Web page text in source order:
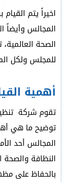
اخيراً يتم
المجالس وأيضاً
الصحة
للمجلس ولكل
أهمية
تقوم شركة
توضيح ما هي
المجالس أحد
النظافة والصحة
بالحفاظ على